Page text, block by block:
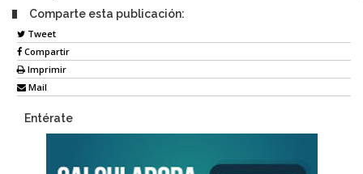
Comparte esta publicación:
Tweet
Compartir
Imprimir
Mail
Entérate